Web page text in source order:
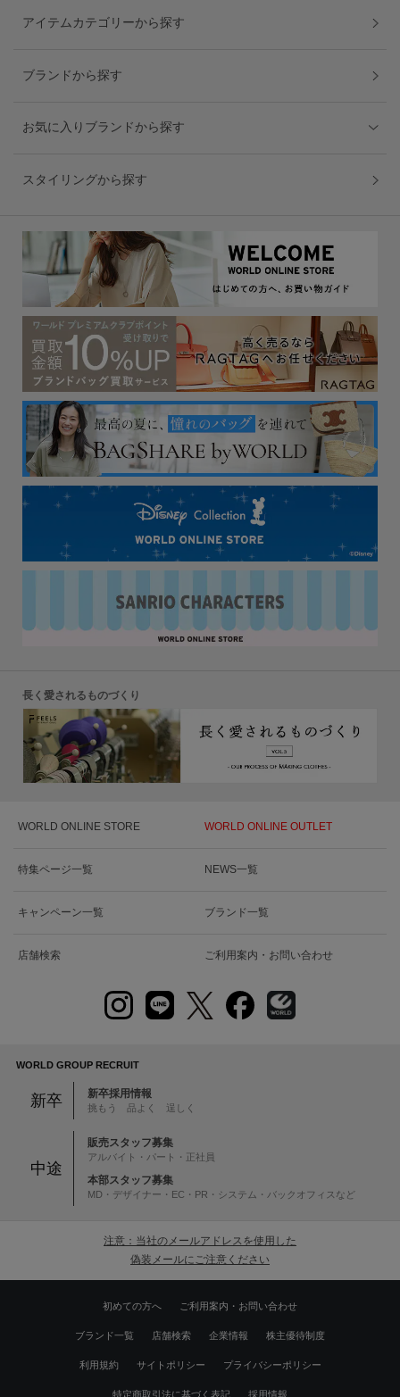
アイテムカテゴリーから探す
ブランドから探す
お気に入りブランドから探す
スタイリングから探す
長く愛されるものづくり
WORLD ONLINE STORE WORLD ONLINE OUTLET
特集ページ一覧 NEWS一覧
キャンペーン一覧 ブランド一覧
店舗検索 ご利用案内・お問い合わせ
WORLD GROUP RECRUIT
新卒 新卒採用情報
挑もう 品よく 逞しく
中途
販売スタッフ募集
アルバイト・パート・正社員
本部スタッフ募集
MD・デザイナー・EC・PR・システム・バックオフィスなど
注意：当社のメールアドレスを使用した
偽装メールにご注意ください
初めての方へ ご利用案内・お問い合わせ
ブランド一覧 店舗検索 企業情報 株主優待制度
利用規約 サイトポリシー プライバシーポリシー
特定商取引法に基づく表記 採用情報